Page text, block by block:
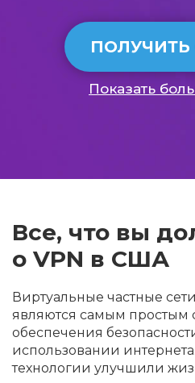
Показать
Все, что вы
о VPN в США
Виртуальные частные
являются самым простым
обеспечения
использовании
технологии улучшили